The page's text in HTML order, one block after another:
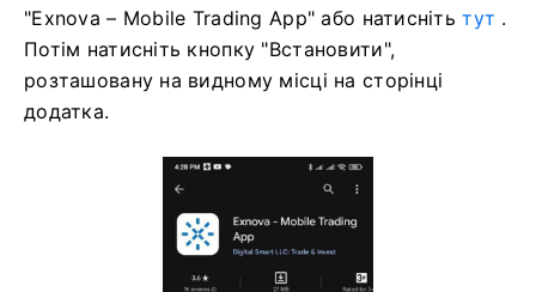
"Exnova – Mobile Trading App" або натиснітьтут .
Потім натисніть кнопку "Встановити",
розташовану на видному місці на сторінці
додатка.